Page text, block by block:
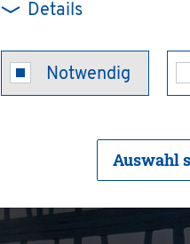
Details
Notwendig
Auswahl